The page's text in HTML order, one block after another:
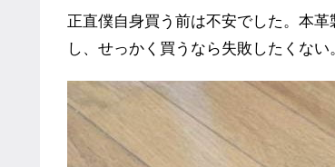
正直僕自身買う前は不安でした。本
し、せっかく買うなら失敗したくない